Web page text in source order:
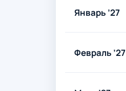
Январь ’27
Февраль ’27